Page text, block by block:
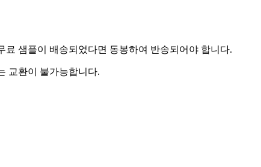
샘플이 배송되었다면 동봉하여 반송되어야 합니다.
교환이 불가능합니다.